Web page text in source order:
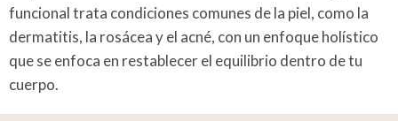
funcional trata condiciones comunes de la piel, como la
dermatitis, la rosáceay el acné, con un enfoque holístico
que se enfoca en restablecer el equilibrio dentro de tu
cuerpo.